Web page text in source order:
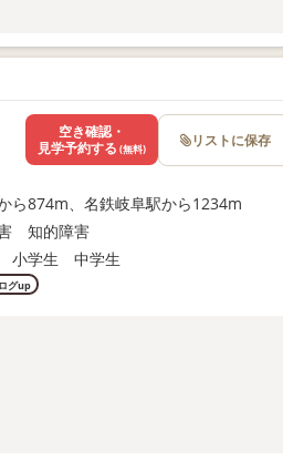
ら874m、名鉄岐阜駅から1234m
知的障害
小学生 中学生
グup
空き確認・
見学予約する (無料) リストに保存